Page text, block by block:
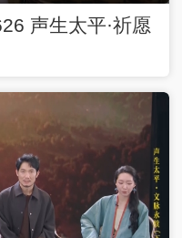
声生太平·祈愿